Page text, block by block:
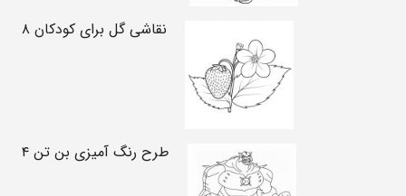
نقاشی گل برای کودکان ۸
طرح رنگ آمیزی بن تن ۴